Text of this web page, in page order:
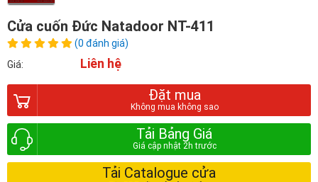
Cửa cuốn Đức Natadoor NT-411
(0 đánh giá)
Giá:
Liên hệ
Đặt mua
Tải Bảng Giá
Tải Catalogue cửa